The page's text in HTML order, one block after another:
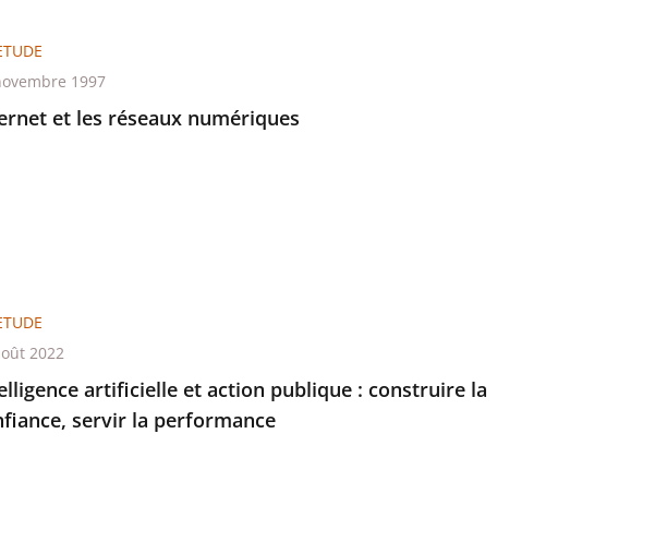
et les réseaux numériques
1997
artificielle et action publique : construire la
servir la performance
2022